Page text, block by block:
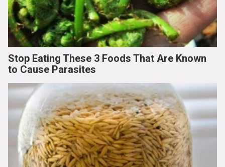
Stop Eating These 3 Foods That Are Known
to Cause Parasites